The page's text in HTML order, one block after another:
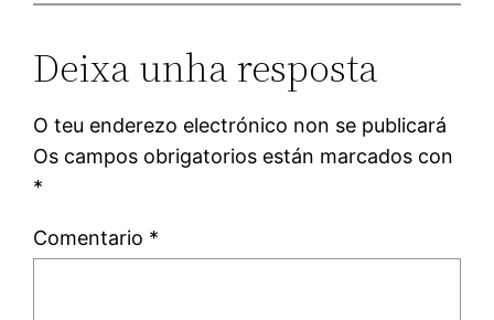
Deixa unha resposta
O teu enderezo electrónico non se publicará
Os campos obrigatorios están marcados con
*
Comentario *